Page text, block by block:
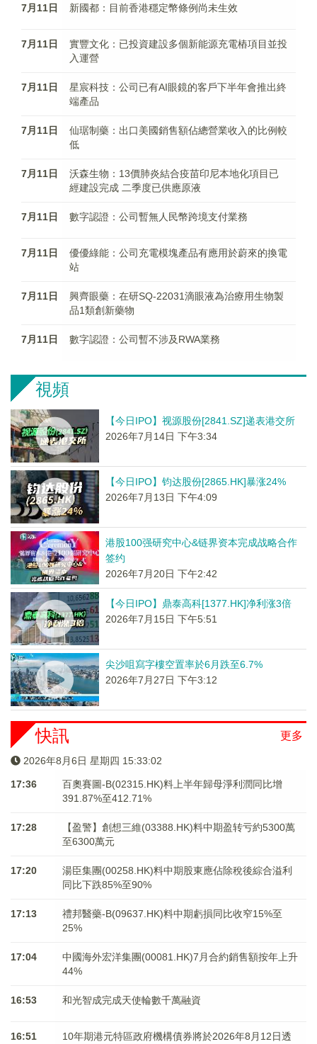
7月11日 新國都：目前香港穩定幣條例尚未生效
7月11日
實豐文化：已投資建設多個新能源充電樁項目並投
入運營
7月11日
星宸科技：公司已有AI眼鏡的客戶下半年會推出終
端產品
7月11日
仙琚制藥：出口美國銷售額佔總營業收入的比例較
低
7月11日
沃森生物：13價肺炎結合疫苗印尼本地化項目已
經建設完成 二季度已供應原液
7月11日 數字認證：公司暫無人民幣跨境支付業務
7月11日
優優綠能：公司充電模塊產品有應用於蔚來的換電
站
7月11日
興齊眼藥：在研SQ-22031滴眼液為治療用生物製
品1類創新藥物
7月11日 數字認證：公司暫不涉及RWA業務
視頻
【今日IPO】视源股份[2841.SZ]递表港交所
2026年7月14日 下午3:34
【今日IPO】钧达股份[2865.HK]暴涨24%
2026年7月13日 下午4:09
港股100强研究中心&链界资本完成战略合作
签约
2026年7月20日 下午2:42
【今日IPO】鼎泰高科[1377.HK]净利涨3倍
2026年7月15日 下午5:51
尖沙咀寫字樓空置率於6月跌至6.7%
2026年7月27日 下午3:12
更多
快訊
2026年8月6日 星期四 15:33:03
17:36
百奧賽圖-B(02315.HK)料上半年歸母淨利潤同比增
391.87%至412.71%
17:28
【盈警】創想三維(03388.HK)料中期盈转亏約5300萬
至6300萬元
17:20
湯臣集團(00258.HK)料中期股東應佔除稅後綜合溢利
同比下跌85%至90%
17:13
禮邦醫藥-B(09637.HK)料中期虧損同比收窄15%至
25%
17:04
中國海外宏洋集團(00081.HK)7月合約銷售額按年上升
44%
16:53 和光智成完成天使輪數千萬融資
16:51
10年期港元特區政府機構債券將於2026年8月12日透